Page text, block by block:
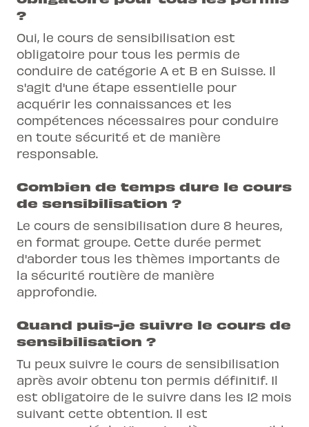
?
Oui, le cours de sensibilisation est
obligatoire pour tous les permis de
conduire de catégorie A et B en Suisse. Il
s'agit d'une étape essentielle pour
acquérir les connaissances et les
compétences nécessaires pour conduire
en toute sécurité et de manière
responsable.
Combien de temps dure le cours
de sensibilisation ?
Le cours de sensibilisation dure 8 heures,
en format groupe. Cette durée permet
d'aborder tous les thèmes importants de
la sécurité routière de manière
approfondie.
Quand puis-je suivre le cours de
sensibilisation ?
Tu peux suivre le cours de sensibilisation
après avoir obtenu ton permis définitif. Il
est obligatoire de le suivre dans les 12 mois
suivant cette obtention. Il est